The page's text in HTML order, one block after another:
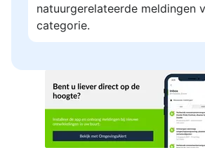
natuurgerelateerde meldingen
categorie.